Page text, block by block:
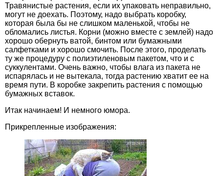
Травянистые растения, если их упаковать неправильно,
могут не доехать. Поэтому, надо выбрать коробку,
которая была бы не слишком маленькой, чтобы не
обломались листья. Корни (можно вместе с землей) надо
хорошо обернуть ватой, бинтом или бумажными
салфетками и хорошо смочить. После этого, проделать
ту же процедуру с полиэтиленовым пакетом, что и с
суккулентами. Очень важно, чтобы влага из пакета не
испарялась и не вытекала, тогда растению хватит ее на
время пути. В коробке закрепить растения с помощью
бумажных вставок.
Итак начинаем! И немного юмора.
Прикрепленные изображения: